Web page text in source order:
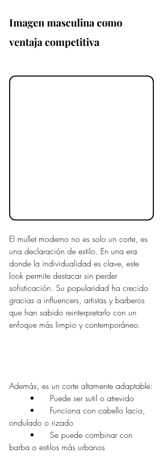
Imagen masculina como
ventaja competitiva
El mullet moderno no es solo un corte, es
una declaración de estilo. En una era
donde la individualidad es clave, este
look permite destacar sin perder
sofisticación. Su popularidad ha crecido
gracias a influencers, artistas y barberos
que han sabido reinterpretarlo con un
enfoque más limpio y contemporáneo.
Además, es un corte altamente adaptable:
	•	Puede ser sutil o atrevido
ondulado o rizado
barba o estilos más urbanos